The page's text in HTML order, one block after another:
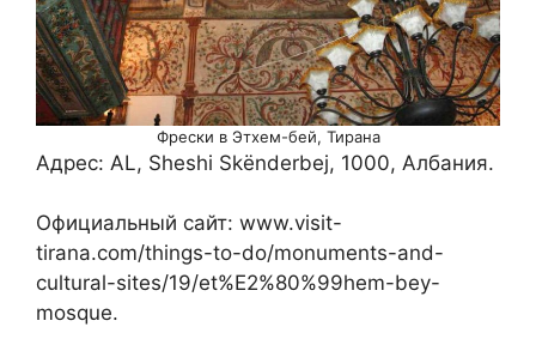
Фрески в Этхем-бей, Тирана
Адрес: AL, Sheshi Skënderbej, 1000, Албания.
Официальный сайт: www.visit-
tirana.com/things-to-do/monuments-and-
cultural-sites/19/et%E2%80%99hem-bey-
mosque.